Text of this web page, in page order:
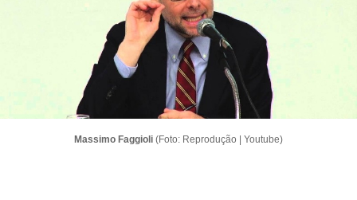
Massimo Faggioli (Foto: Reprodução | Youtube)